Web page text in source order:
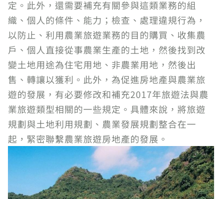
定。此外，還需要補充有關參與這類業務的組
織、個人的條件、能力；檢查、處理違規行為，
以防止、利用農業旅遊業務的目的購買、收集農
戶、個人直接從事農業生產的土地，然後找到改
變土地用途為住宅用地、非農業用地，然後出
售、轉讓以獲利。此外，為促進房地產與農業旅
遊的發展，有必要修改和補充2017年旅遊法與農
業旅遊類型相關的一些規定。具體來說，將旅遊
規劃與土地利用規劃、農業發展規劃整合在一
起，緊密聯繫農業旅遊房地產的發展。